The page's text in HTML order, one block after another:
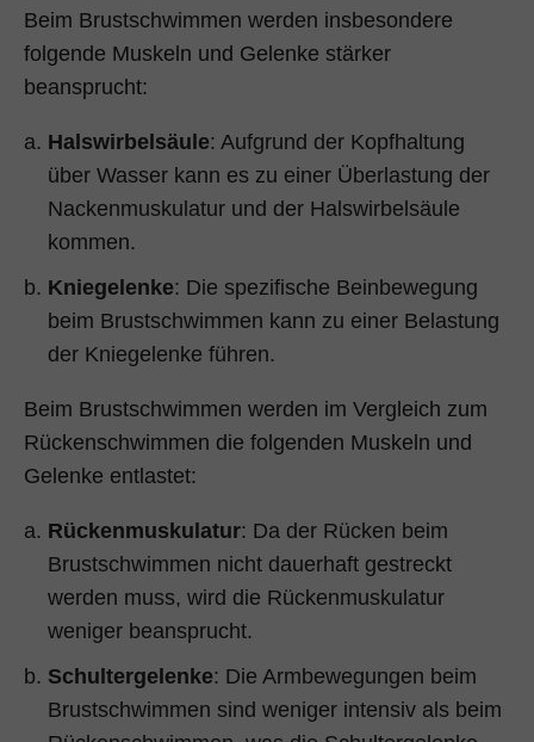
Beim Brustschwimmen werden insbesondere
folgende Muskeln und Gelenke stärker
beansprucht:
Halswirbelsäule: Aufgrund der Kopfhaltung
über Wasser kann es zu einer Überlastung der
Nackenmuskulatur und der Halswirbelsäule
kommen.
Kniegelenke: Die spezifische Beinbewegung
beim Brustschwimmen kann zu einer Belastung
der Kniegelenke führen.
Beim Brustschwimmen werden im Vergleich zum
Rückenschwimmen die folgenden Muskeln und
Gelenke entlastet:
Rückenmuskulatur: Da der Rücken beim
Brustschwimmen nicht dauerhaft gestreckt
werden muss, wird die Rückenmuskulatur
weniger beansprucht.
Schultergelenke: Die Armbewegungen beim
Brustschwimmen sind weniger intensiv als beim